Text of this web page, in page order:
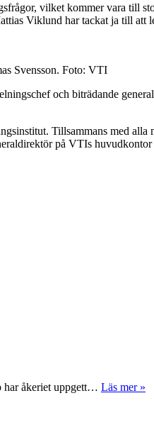
vilket kommer vara till
Viklund har tackat ja till att
Svensson. Foto: VTI
och biträdande
Tillsammans med
på VTIs
har åkeriet uppgett… Läs mer »